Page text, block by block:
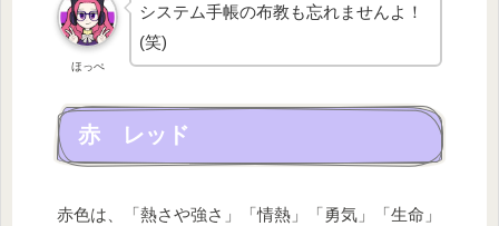
ほっぺ
システム手帳の布教も忘れませんよ！
(笑)
赤 レッド
赤色は、「熱さや強さ」「情熱」「勇気」「生命」